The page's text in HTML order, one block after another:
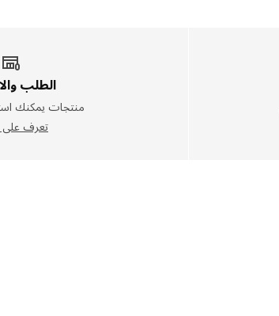
الطلب
منتجات يمكنك
تعرف على